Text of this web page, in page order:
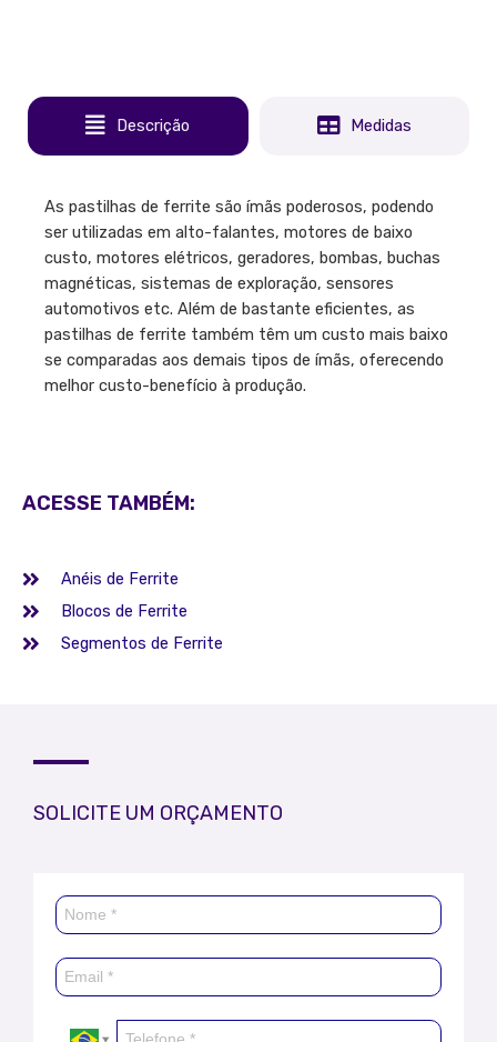
Descrição Medidas
As pastilhas de ferrite são ímãs poderosos, podendo
ser utilizadas em alto-falantes, motores de baixo
custo, motores elétricos, geradores, bombas, buchas
magnéticas, sistemas de exploração, sensores
automotivos etc. Além de bastante eficientes, as
pastilhas de ferrite também têm um custo mais baixo
se comparadas aos demais tipos de ímãs, oferecendo
melhor custo-benefício à produção.
ACESSE TAMBÉM:
Anéis de Ferrite
Blocos de Ferrite
Segmentos de Ferrite
SOLICITE UM ORÇAMENTO